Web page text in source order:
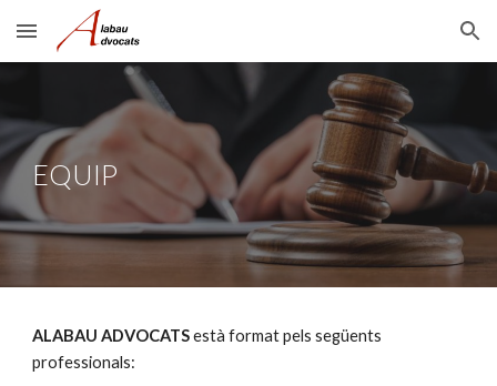
Skip to main content Skip to navigation
EQUIP
ALABAU ADVOCATSestà format pels següents
professionals: